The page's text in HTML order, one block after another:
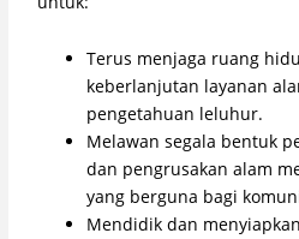
Terus menjaga ruang
keberlanjutan layanan
pengetahuan leluhur.
Melawan segala bentuk
dan pengrusakan alam
yang berguna bagi
Mendidik dan